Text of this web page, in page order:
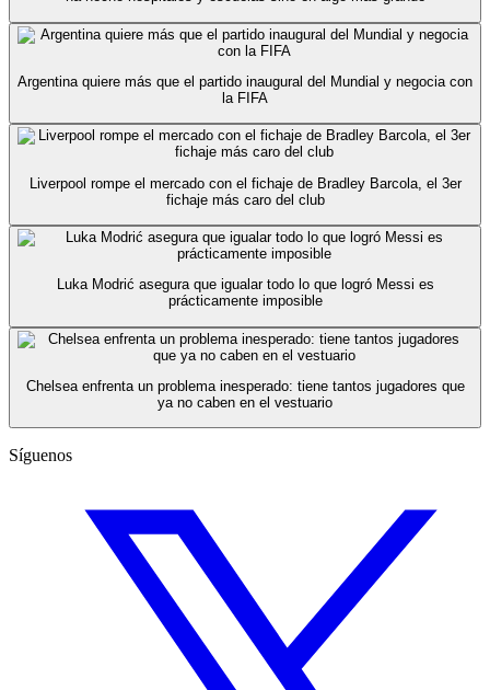
Argentina quiere más que el partido inaugural del Mundial y negocia con
la FIFA
Liverpool rompe el mercado con el fichaje de Bradley Barcola, el 3er
fichaje más caro del club
Luka Modrić asegura que igualar todo lo que logró Messi es
prácticamente imposible
Chelsea enfrenta un problema inesperado: tiene tantos jugadores que
ya no caben en el vestuario
Síguenos